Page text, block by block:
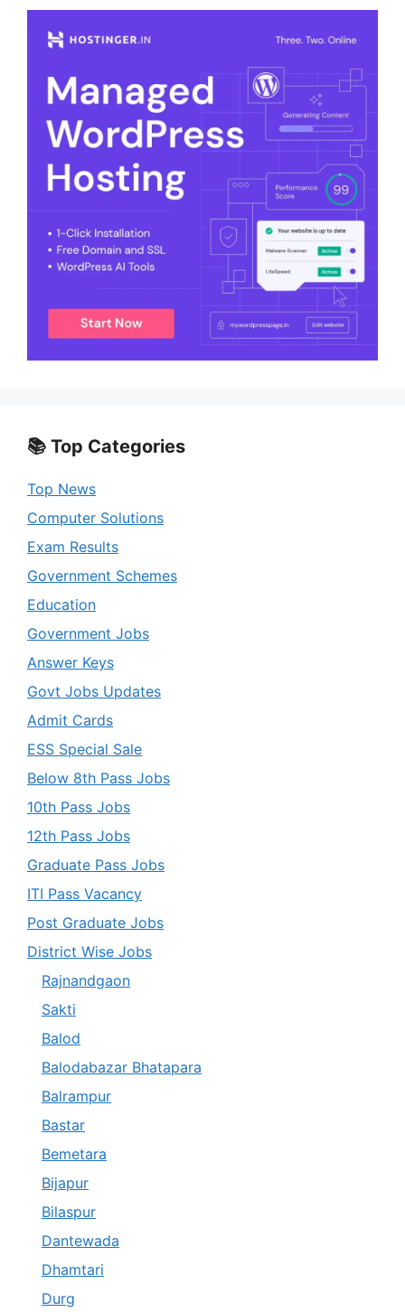
📚 Top Categories
Top News
Computer Solutions
Exam Results
Government Schemes
Education
Government Jobs
Answer Keys
Govt Jobs Updates
Admit Cards
ESS Special Sale
Below 8th Pass Jobs
10th Pass Jobs
12th Pass Jobs
Graduate Pass Jobs
ITI Pass Vacancy
Post Graduate Jobs
District Wise Jobs
Rajnandgaon
Sakti
Balod
Balodabazar Bhatapara
Balrampur
Bastar
Bemetara
Bijapur
Bilaspur
Dantewada
Dhamtari
Durg